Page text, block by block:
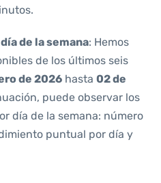
de la semana: Hemos
de los últimos seis
de 2026 hasta 02 de
puede observar los
día de la semana: número
puntual por día y